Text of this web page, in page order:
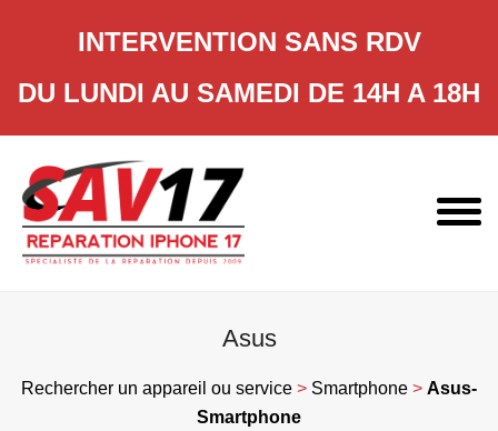
INTERVENTION SANS RDV
DU LUNDI AU SAMEDI DE 14H A 18H
content
Asus
Rechercher un appareil ou service > Smartphone > Asus-
Smartphone